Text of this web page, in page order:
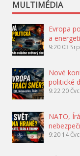
MULTIMÉDIA
Evropa
a
9:20 03
Nové
politické
9:22 20
NATO,
9:20 14